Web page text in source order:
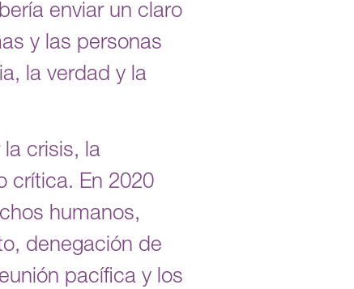
enviar un claro
y las personas
la verdad y la
crisis, la
crítica. En 2020
humanos,
denegación de
pacífica y los